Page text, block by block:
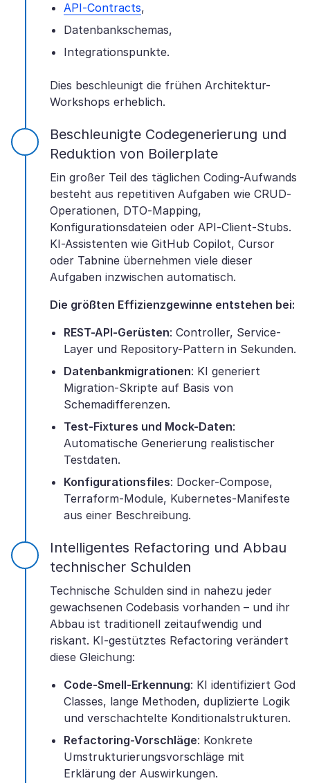
API-Contracts,
Datenbankschemas,
Integrationspunkte.
Dies beschleunigt die frühen Architektur-
Workshops erheblich.
Beschleunigte Codegenerierung und
Reduktion von Boilerplate
Ein großer Teil des täglichen Coding-Aufwands
besteht aus repetitiven Aufgaben wie CRUD-
Operationen, DTO-Mapping,
Konfigurationsdateien oder API-Client-Stubs.
KI-Assistenten wie GitHub Copilot, Cursor
oder Tabnine übernehmen viele dieser
Aufgaben inzwischen automatisch.
Die größten Effizienzgewinne entstehen bei:
REST-API-Gerüsten: Controller, Service-
Layer und Repository-Pattern in Sekunden.
Datenbankmigrationen: KI generiert
Migration-Skripte auf Basis von
Schemadifferenzen.
Test-Fixtures und Mock-Daten:
Automatische Generierung realistischer
Testdaten.
Konfigurationsfiles: Docker-Compose,
Terraform-Module, Kubernetes-Manifeste
aus einer Beschreibung.
Intelligentes Refactoring und Abbau
technischer Schulden
Technische Schulden sind in nahezu jeder
gewachsenen Codebasis vorhanden – und ihr
Abbau ist traditionell zeitaufwendig und
riskant. KI-gestütztes Refactoring verändert
diese Gleichung:
Code-Smell-Erkennung: KI identifiziert God
Classes, lange Methoden, duplizierte Logik
und verschachtelte Konditionalstrukturen.
Refactoring-Vorschläge: Konkrete
Umstrukturierungsvorschläge mit
Erklärung der Auswirkungen.